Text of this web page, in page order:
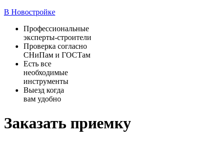
В Новостройке
Профессиональные
эксперты-строители
Проверка согласно
СНиПам и ГОСТам
Есть все
необходимые
инструменты
Выезд когда
вам удобно
Заказать приемку